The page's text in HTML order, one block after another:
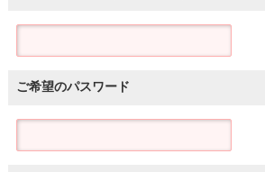
ご希望のパスワード